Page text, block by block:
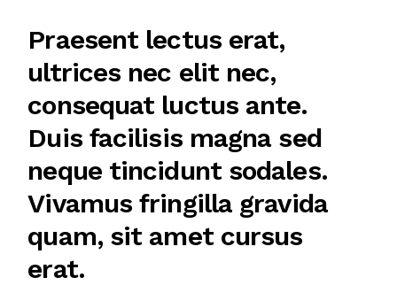
Praesent lectus erat,
ultrices nec elit nec,
consequat luctus ante.
Duis facilisis magna sed
neque tincidunt sodales.
Vivamus fringilla gravida
quam, sit amet cursus
erat.